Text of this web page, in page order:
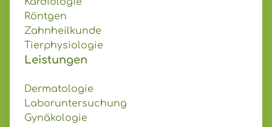
Röntgen
Zahnheilkunde
Tierphysiologie
Leistungen
Dermatologie
Laboruntersuchung
Gynäkologie